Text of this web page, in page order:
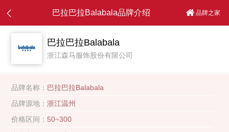
巴拉巴拉Balabala品牌介绍 品牌之家
巴拉巴拉Balabala
浙江森马服饰股份有限公司
品牌名称： 巴拉巴拉Balabala
品牌源地：浙江温州
价格区间： 50~300